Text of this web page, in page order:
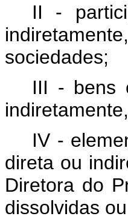
II -
sociedades;
III - bens
IV -
direta ou
Diretora do
dissolvidas